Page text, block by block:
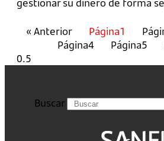
gestionar su dinero de forma
« Anterior Página1
Página4 Página5
Buscar